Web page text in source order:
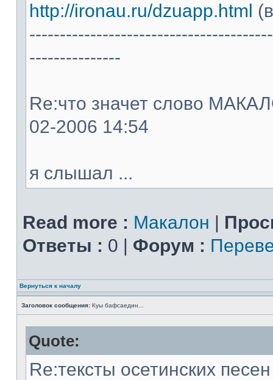
http://ironau.ru/dzuapp.html
---------------
Re:что значет слово
02-2006 14:54
я слышал ...
Read more : Макалон |
Ответы : 0 | Форум :
Вернуться к началу
Заголовок сообщения: Куы бафсаедин...
Quote:
Re:тексты осетинских